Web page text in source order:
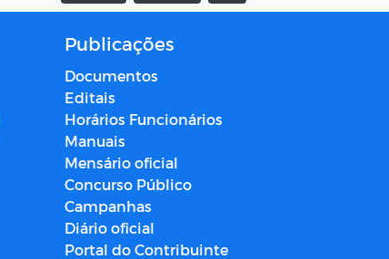
Publicações
Documentos
Editais
Horários Funcionários
Manuais
Mensário oficial
Concurso Público
Campanhas
Diário oficial
Portal do Contribuinte